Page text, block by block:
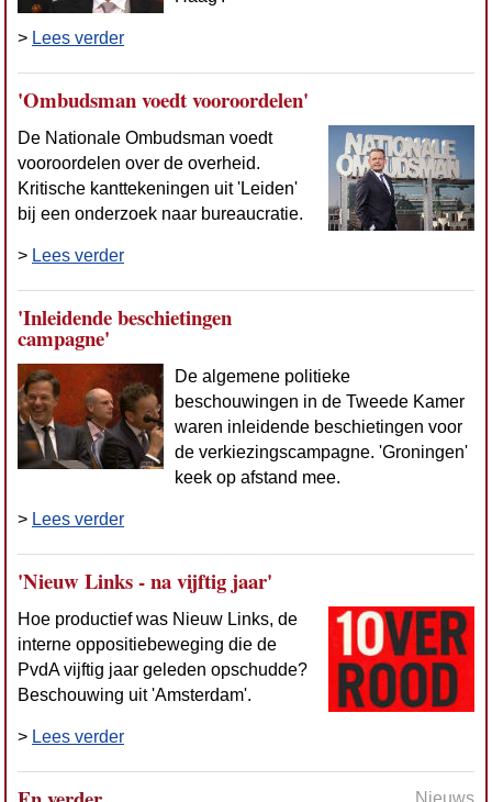
> Lees verder
'Ombudsman voedt vooroordelen'
De Nationale Ombudsman voedt
vooroordelen over de overheid.
Kritische kanttekeningen uit 'Leiden'
bij een onderzoek naar bureaucratie.
> Lees verder
'Inleidende beschietingen
campagne'
De algemene politieke
beschouwingen in de Tweede Kamer
waren inleidende beschietingen voor
de verkiezingscampagne. 'Groningen'
keek op afstand mee.
> Lees verder
'Nieuw Links - na vijftig jaar'
Hoe productief was Nieuw Links, de
interne oppositiebeweging die de
PvdA vijftig jaar geleden opschudde?
Beschouwing uit 'Amsterdam'.
> Lees verder
Nieuws